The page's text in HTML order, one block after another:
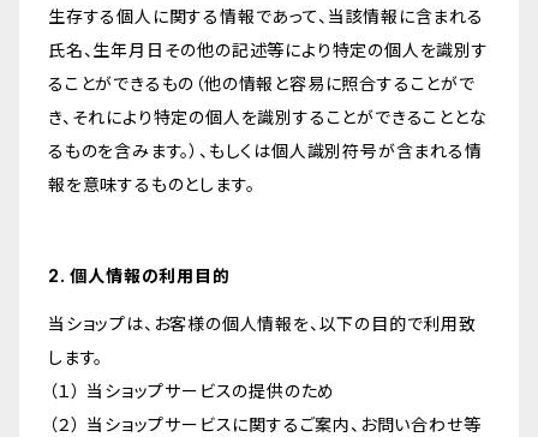
生存する個人に関する情報であって、当該情報に含まれる
氏名、生年月日その他の記述等により特定の個人を識別す
ることができるもの（他の情報と容易に照合することがで
き、それにより特定の個人を識別することができることとな
るものを含みます。）、もしくは個人識別符号が含まれる情
報を意味するものとします。
2. 個人情報の利用目的
当ショップは、お客様の個人情報を、以下の目的で利用致
します。
（１） 当ショップサービスの提供のため
（２） 当ショップサービスに関するご案内、お問い合わせ等